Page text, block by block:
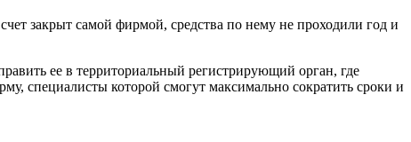
закрыт самой фирмой, средства по нему не проходили год и
ее в территориальный регистрирующий орган, где
специалисты которой смогут максимально сократить сроки и